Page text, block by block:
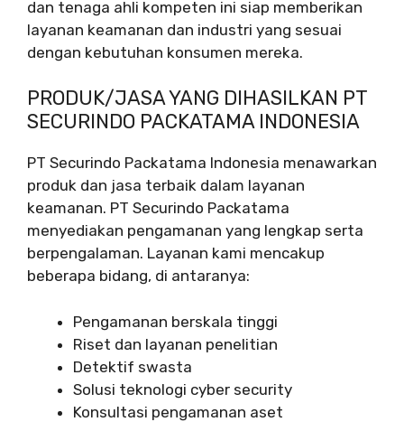
dan tenaga ahli kompeten ini siap memberikan
layanan keamanan dan industri yang sesuai
dengan kebutuhan konsumen mereka.
PRODUK/JASA YANG DIHASILKAN PT
SECURINDO PACKATAMA INDONESIA
PT Securindo Packatama Indonesia menawarkan
produk dan jasa terbaik dalam layanan
keamanan. PT Securindo Packatama
menyediakan pengamanan yang lengkap serta
berpengalaman. Layanan kami mencakup
beberapa bidang, di antaranya:
Pengamanan berskala tinggi
Riset dan layanan penelitian
Detektif swasta
Solusi teknologi cyber security
Konsultasi pengamanan aset